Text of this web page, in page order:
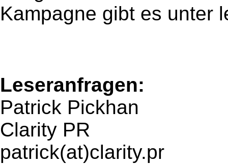
Kampagne gibt es unter
Leseranfragen:
Patrick Pickhan
Clarity PR
patrick(at)clarity.pr